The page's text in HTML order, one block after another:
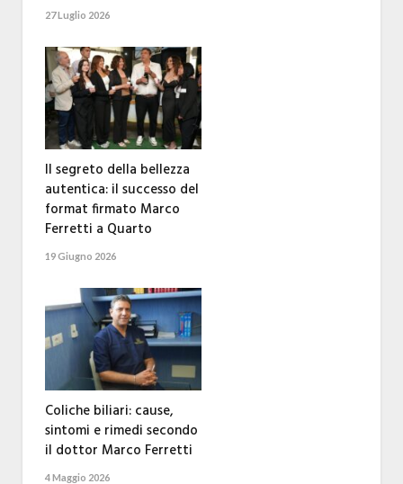
27 Luglio 2026
Il segreto della bellezza
autentica: il successo del
format firmato Marco
Ferretti a Quarto
19 Giugno 2026
Coliche biliari: cause,
sintomi e rimedi secondo
il dottor Marco Ferretti
4 Maggio 2026